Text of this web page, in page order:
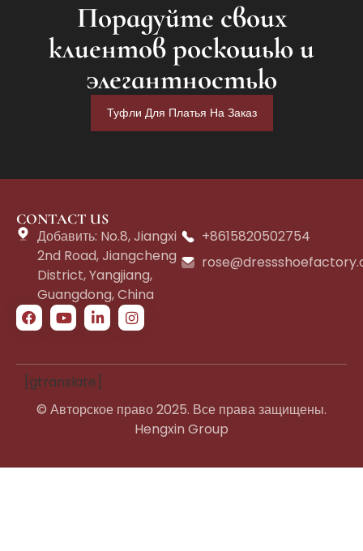
Порадуйте своих
клиентов роскошью и
элегантностью
Туфли Для Платья На Заказ
CONTACT US
Добавить: No.8, Jiangxi
2nd Road, Jiangcheng
District, Yangjiang,
Guangdong, China
+8615820502754
[gtranslate]
© Авторское право 2025. Все права защищены.
Hengxin Group